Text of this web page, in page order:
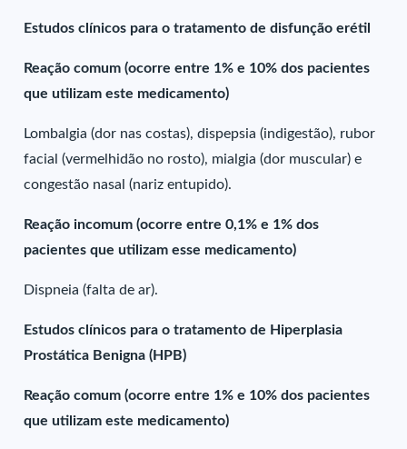
Estudos clínicos para o tratamento de disfunção erétil
Reação comum (ocorre entre 1% e 10% dos pacientes
que utilizam este medicamento)
Lombalgia (dor nas costas), dispepsia (indigestão), rubor
facial (vermelhidão no rosto), mialgia (dor muscular) e
congestão nasal (nariz entupido).
Reação incomum (ocorre entre 0,1% e 1% dos
pacientes que utilizam esse medicamento)
Dispneia (falta de ar).
Estudos clínicos para o tratamento de Hiperplasia
Prostática Benigna (HPB)
Reação comum (ocorre entre 1% e 10% dos pacientes
que utilizam este medicamento)